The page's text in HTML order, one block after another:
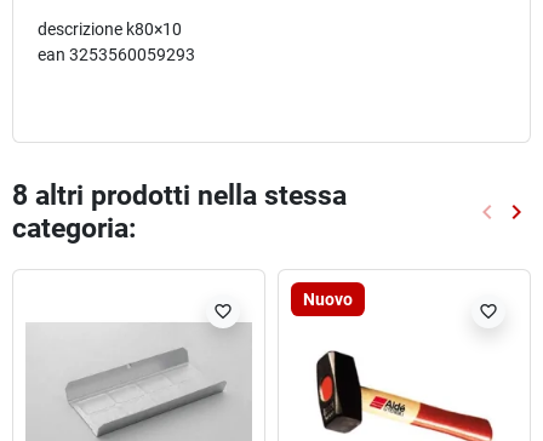
descrizione k80×10
ean 3253560059293
8 altri prodotti nella stessa
categoria:
keyboard_arrow_left keyboard_arrow_right
favorite_border
Nuovo
favorite_border